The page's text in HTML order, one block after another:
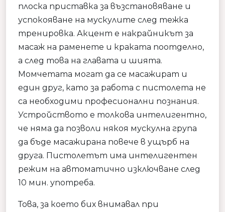
плоска приставка за възстановяване и
успокояване на мускулите след тежка
тренировка. Акцент е накрайникът за
масаж на раменете и краката поотделно,
а след това на главата и шията.
Момчетата могат да се масажират и
един друг, като за работа с пистолета не
са необходими професионални познания.
Устройството е толкова интелигентно,
че няма да позволи някоя мускулна група
да бъде масажирана повече в ущърб на
друга. Пистолетът има интелигентен
режим на автоматично изключване след
10 мин. употреба.
Това, за което бих внимавал при